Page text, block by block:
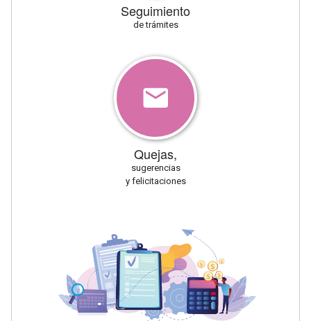
Seguimiento
de trámites
Quejas,
sugerencias
y felicitaciones